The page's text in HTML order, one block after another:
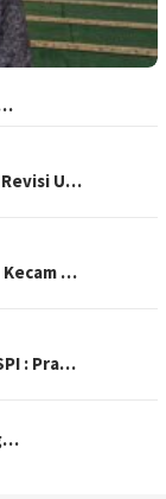
Revisi U…
Kecam …
: Pra…